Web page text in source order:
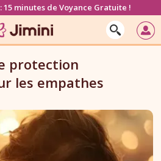
: 15 minutes de Voyance Gratuite !
protection
les empathes